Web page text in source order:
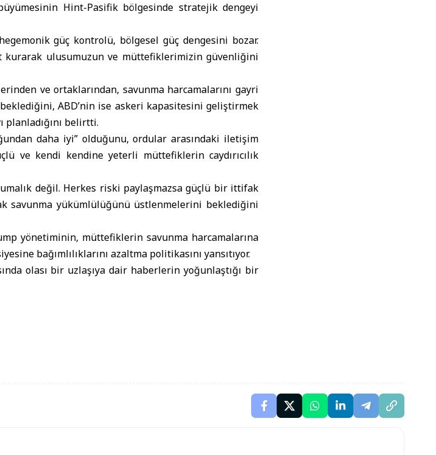
Hint-Pasifik bölgesinde stratejik dengeyi
güç kontrolü, bölgesel güç dengesini bozar.
ulusumuzun ve müttefiklerimizin güvenliğini
ve ortaklarından, savunma harcamalarını gayri
beklediğini, ABD’nin ise askeri kapasitesini geliştirmek
planladığını belirtti.
daha iyi” olduğunu, ordular arasındaki iletişim
ve kendi kendine yeterli müttefiklerin caydırıcılık
değil. Herkes riski paylaşmazsa güçlü bir ittifak
savunma yükümlülüğünü üstlenmelerini beklediğini
yönetiminin, müttefiklerin savunma harcamalarına
bağımlılıklarını azaltma politikasını yansıtıyor.
olası bir uzlaşıya dair haberlerin yoğunlaştığı bir